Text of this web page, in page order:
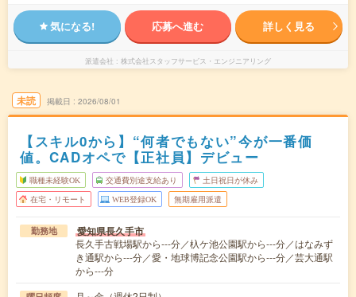
気になる! 応募へ進む 詳しく見る
派遣会社 株式会社スタッフサービス・エンジニアリング
未読 掲載日 2026/08/01
【スキル0から】“何者でもない”今が一番価
値。CADオペで【正社員】デビュー
職種未経験OK 交通費別途支給あり 土日祝日が休み
在宅・リモート WEB登録OK 無期雇用派遣
勤務地 愛知県長久手市
長久手古戦場駅から---分／杁ケ池公園駅から---分／はなみず
き通駅から---分／愛・地球博記念公園駅から---分／芸大通駅
から---分